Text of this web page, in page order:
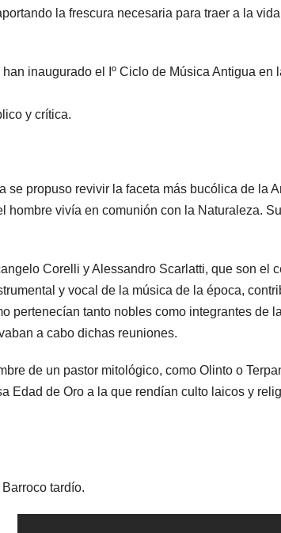
la frescura necesaria para traer a la
inaugurado el Iº Ciclo de Música Antigua en
y crítica.
propuso revivir la faceta más bucólica de la
vivía en comunión con la Naturaleza.
Corelli y Alessandro Scarlatti, que son el
y vocal de la música de la época,
pertenecían tanto nobles como integrantes de
a cabo dichas reuniones.
de un pastor mitológico, como Olinto o
Edad de Oro a la que rendían culto laicos y
tardío.